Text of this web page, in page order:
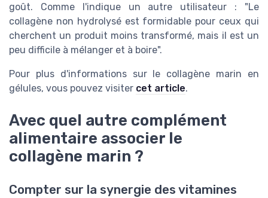
goût. Comme l'indique un autre utilisateur : "Le
collagène non hydrolysé est formidable pour ceux qui
cherchent un produit moins transformé, mais il est un
peu difficile à mélanger et à boire".
Pour plus d'informations sur le collagène marin en
gélules, vous pouvez visiter cet article.
Avec quel autre complément
alimentaire associer le
collagène marin ?
Compter sur la synergie des vitamines